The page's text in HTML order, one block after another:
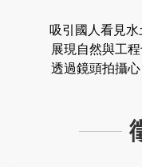
吸引國人看見
展現自然與工
透過鏡頭拍攝